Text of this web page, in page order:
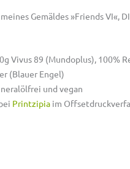
Gemäldes »Friends VI«,
Vivus 89 (Mundoplus), 100%
(Blauer Engel)
und vegan
Printzipia im